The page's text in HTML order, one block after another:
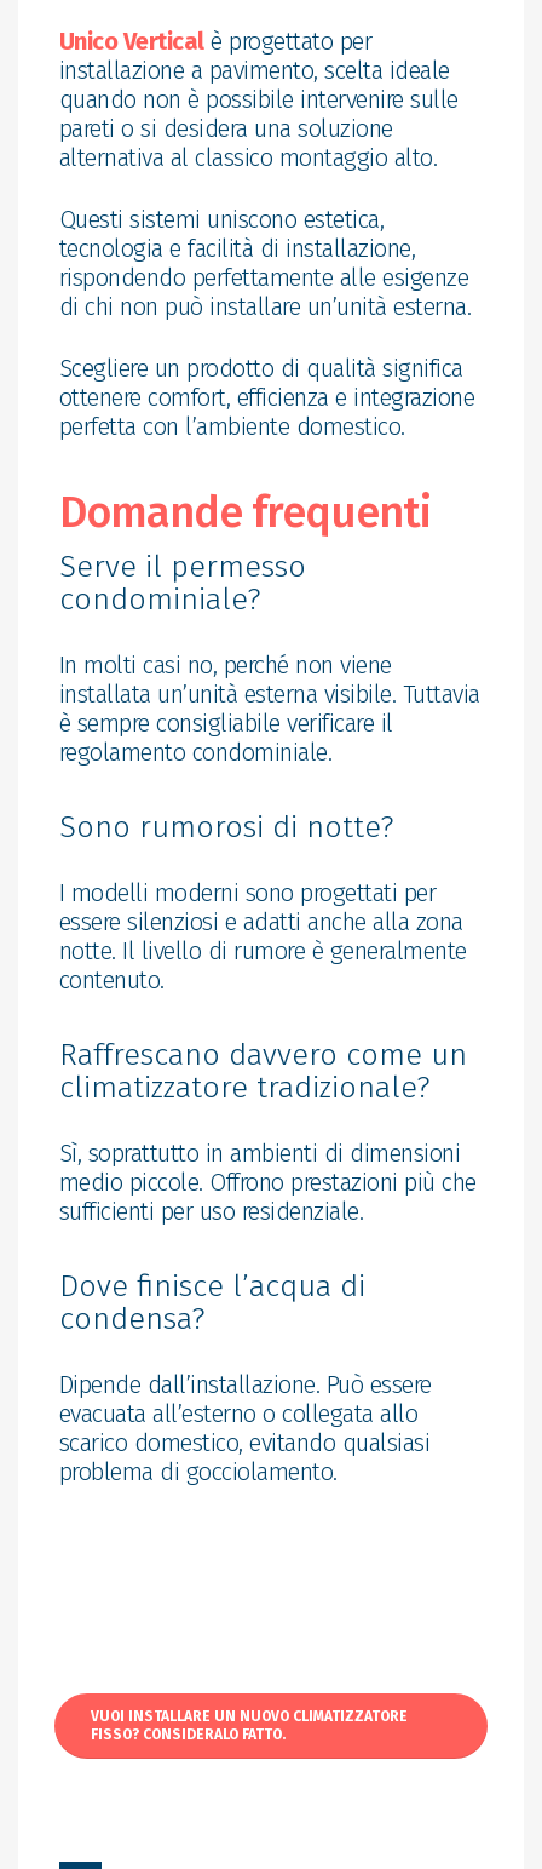
Unico Verticalè progettato per
installazione a pavimento, scelta ideale
quando non è possibile intervenire sulle
pareti o si desidera una soluzione
alternativa al classico montaggio alto.
Questi sistemi uniscono estetica,
tecnologia e facilità di installazione,
rispondendo perfettamente alle esigenze
di chi non può installare un’unità esterna.
Scegliere un prodotto di qualità significa
ottenere comfort, efficienza e integrazione
perfetta con l’ambiente domestico.
Domande frequenti
Serve il permesso
condominiale?
In molti casi no, perché non viene
installata un’unità esterna visibile. Tuttavia
è sempre consigliabile verificare il
regolamento condominiale.
Sono rumorosi di notte?
I modelli moderni sono progettati per
essere silenziosi e adatti anche alla zona
notte. Il livello di rumore è generalmente
contenuto.
Raffrescano davvero come un
climatizzatore tradizionale?
Sì, soprattutto in ambienti di dimensioni
medio piccole. Offrono prestazioni più che
sufficienti per uso residenziale.
Dove finisce l’acqua di
condensa?
Dipende dall’installazione. Può essere
evacuata all’esterno o collegata allo
scarico domestico, evitando qualsiasi
problema di gocciolamento.
VUOI INSTALLARE UN NUOVO CLIMATIZZATORE
FISSO? CONSIDERALO FATTO.